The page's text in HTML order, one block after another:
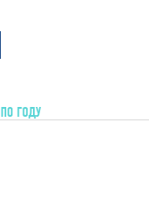
ПО ГОДУ